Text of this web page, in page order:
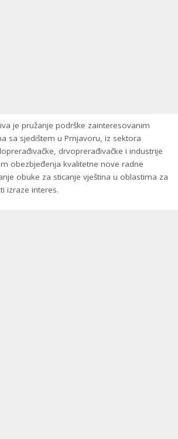
je pružanje podrške zainteresovanim
sa sjedištem u Prnjavoru, iz sektora
drvoprerađivačke i industrije
obezbjeđenja kvalitetne nove radne
obuke za sticanje vještina u oblastima za
izraze interes.